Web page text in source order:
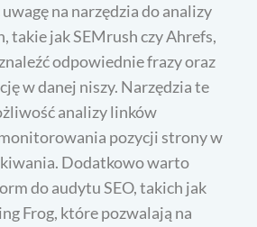
na narzędzia do analizy
takie jak SEMrush czy Ahrefs,
odpowiednie frazy oraz
w danej niszy. Narzędzia te
analizy linków
pozycji strony w
Dodatkowo warto
do audytu SEO, takich jak
Frog, które pozwalają na